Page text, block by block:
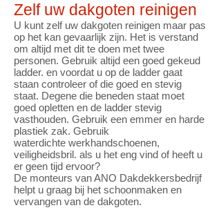
Zelf uw dakgoten reinigen
U kunt zelf uw dakgoten reinigen maar pas
op het kan gevaarlijk zijn. Het is verstand
om altijd met dit te doen met twee
personen. Gebruik altijd een goed gekeud
ladder. en voordat u op de ladder gaat
staan controleer of die goed en stevig
staat. Degene die beneden staat moet
goed opletten en de ladder stevig
vasthouden. Gebruik een emmer en harde
plastiek zak. Gebruik
waterdichte werkhandschoenen,
veiligheidsbril. als u het eng vind of heeft u
er geen tijd ervoor?
De monteurs van ANO Dakdekkersbedrijf
helpt u graag bij het schoonmaken en
vervangen van de dakgoten.